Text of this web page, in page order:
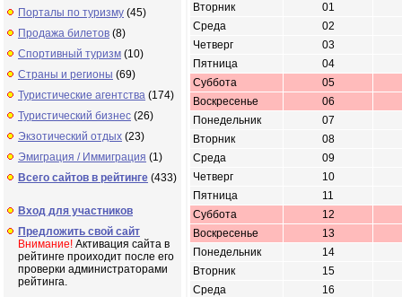
Порталы по туризму (45)
Продажа билетов (8)
Спортивный туризм (10)
Страны и регионы (69)
Туристические агентства (174)
Туристический бизнес (26)
Экзотический отдых (23)
Эмиграция / Иммиграция (1)
Всего сайтов в рейтинге (433)
Вход для участников
Предложить свой сайт
Внимание! Активация сайта в
рейтинге проиходит после его
проверки администраторами
рейтинга.
Вторник
01
Среда
02
Четверг
03
Пятница
04
Суббота
05
Воскресенье
06
Понедельник
07
Вторник
08
Среда
09
Четверг
10
Пятница
11
Суббота
12
Воскресенье
13
Понедельник
14
Вторник
15
Среда
16